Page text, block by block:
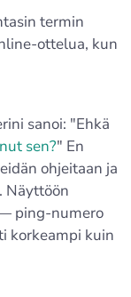
termin
ottelua, kun
sanoi: "Ehkä
sen?" En
ohjeitaan ja
Näyttöön
ping-numero
korkeampi kuin